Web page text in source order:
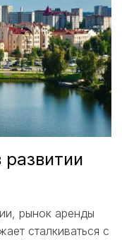
рынок аренды
сталкиваться с